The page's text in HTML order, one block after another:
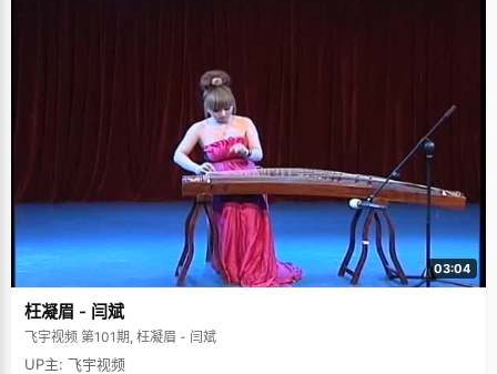
03:04
枉凝眉 - 闫斌
飞宇视频 第101期, 枉凝眉 - 闫斌
UP主: 飞宇视频